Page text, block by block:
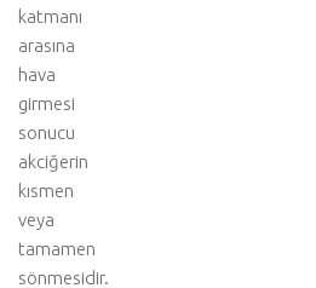
katmanı
arasına
hava
girmesi
sonucu
akciğerin
kısmen
veya
tamamen
sönmesidir.